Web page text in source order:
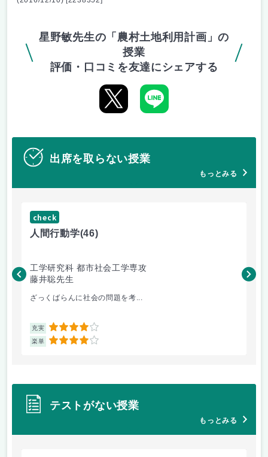
星野敏先生の「農村土地利用計画」の
授業
評価・口コミを友達にシェアする
出席を取らない授業
もっとみる
check
人間行動学(46)
工学研究科 都市社会工学専攻
藤井聡先生
ざっくばらんに社会の問題を考...
充実 4
楽単 4
藤
テストがない授業
もっとみる